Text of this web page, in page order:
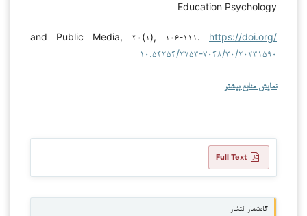
Education Psychology
and Public Media, ۳۰(۱), ۱۰۶-۱۱۱. https://doi.org/
۱۰.۵۴۲۵۴/۲۷۵۳-۷۰۴۸/۳۰/۲۰۲۳۱۵۹۰
نمایش منابع بیشتر
Full Text
گاه‌شمار انتشار